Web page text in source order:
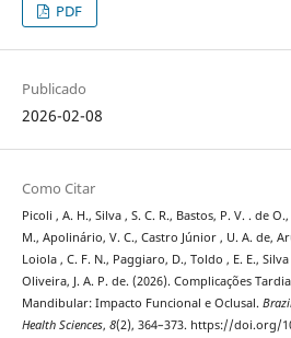
PDF
Publicado
2026-02-08
Como Citar
Picoli , A. H., Silva , S. C. R., Bastos, P. V. . de
M., Apolinário, V. C., Castro Júnior , U. A. de,
Loiola , C. F. N., Paggiaro, D., Toldo , E. E.,
Oliveira, J. A. P. de. (2026). Complicações
Mandibular: Impacto Funcional e Oclusal.
Health Sciences, 8(2), 364–373. https://doi.org/